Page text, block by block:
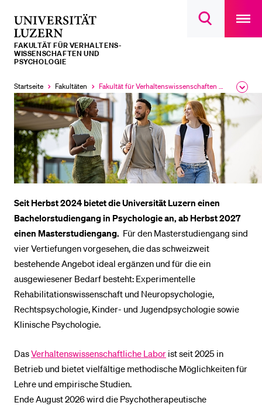
Suchdialog
main
FAKULTÄT FÜR VERHALTENS-
WISSENSCHAFTEN UND
PSYCHOLOGIE
Startseite Fakultäten
Aktuell
ausgewählt
Fakultät für Verhaltens­wissen­schaften und Psychologie
des
Seit Herbst 2024 bietet die Universität Luzern einen
Bachelorstudiengang in Psychologie an, ab Herbst 2027
einen Masterstudiengang. Für den Masterstudiengang sind
vier Vertiefungen vorgesehen, die das schweizweit
bestehende Angebot ideal ergänzen und für die ein
ausgewiesener Bedarf besteht: Experimentelle
Rehabilitationswissenschaft und Neuropsychologie,
Rechtspsychologie, Kinder- und Jugendpsychologie sowie
Klinische Psychologie.
DasVerhaltenswissenschaftliche Labor ist seit 2025 in
Betrieb und bietet vielfältige methodische Möglichkeiten für
Lehre und empirische Studien.
Ende August 2026 wird die Psychotherapeutische
LETZTE SUCHEN
Sie haben noch keine Suche getätigt.
Schulklassen und Lehrpersonen
Studien­interessierte
Studierende
Forschende
Mitarbeitende
Alumni
Stellensuchende
Förderer
Medien
BELIEBTE INHALTE
Vorlesungsverzeichnis
Sportangebot
Anmeldung und Zulassung